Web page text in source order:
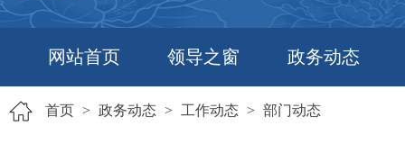
网站首页 领导之窗 政务动态
首页 > 政务动态 > 工作动态 > 部门动态